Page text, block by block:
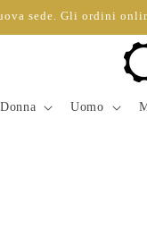
sede. Gli ordini
Donna Uomo